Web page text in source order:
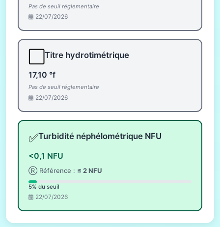
Pas de seuil réglementaire
22/07/2026
Titre hydrotimétrique
17,10 °f
Pas de seuil réglementaire
22/07/2026
✅Turbidité néphélométrique NFU
<0,1 NFU
Ⓡ Référence : ≤ 2 NFU
5% du seuil
22/07/2026